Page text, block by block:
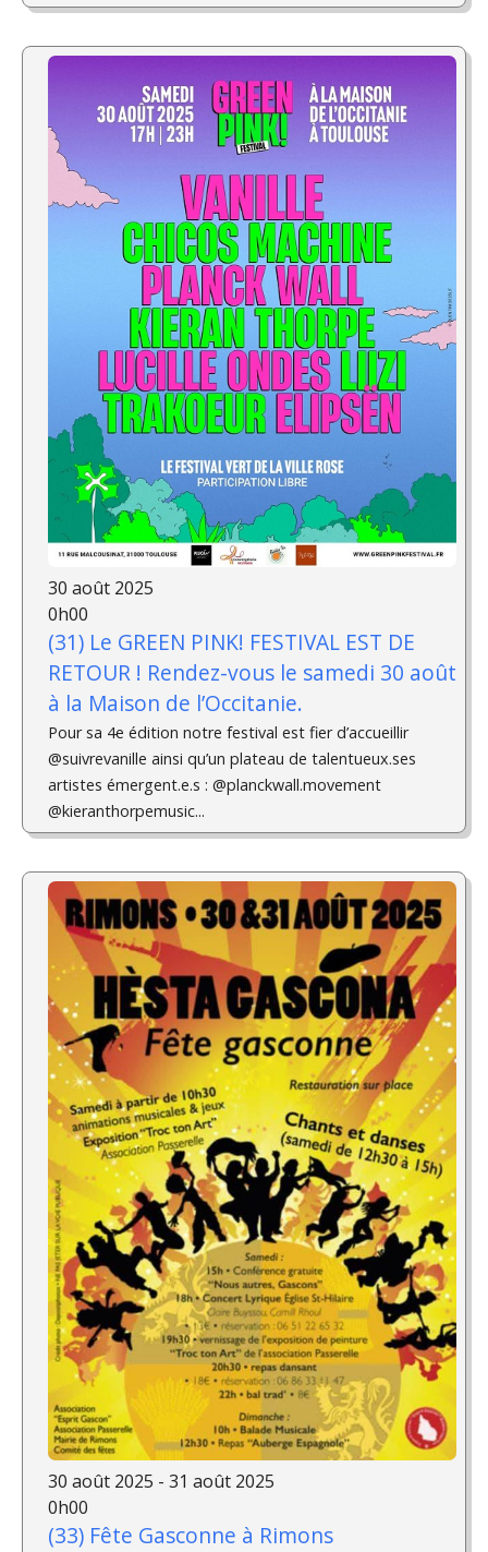
30 août 2025
0h00
(31) Le GREEN PINK! FESTIVAL EST DE
RETOUR ! Rendez-vous le samedi 30 août
à la Maison de l’Occitanie.
Pour sa 4e édition notre festival est fier d’accueillir
@suivrevanille ainsi qu’un plateau de talentueux.ses
artistes émergent.e.s : @planckwall.movement
@kieranthorpemusic...
30 août 2025 - 31 août 2025
0h00
(33) Fête Gasconne à Rimons